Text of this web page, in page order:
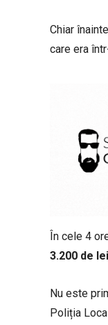
Chiar
care era
În cele 4
3.200 de
Nu este
Poliția